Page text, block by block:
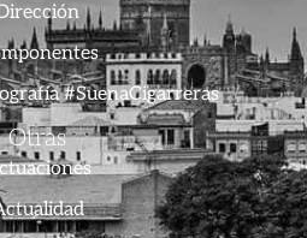
#SuenaCigarreras
Otras